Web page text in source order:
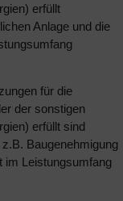
erfüllt
Anlage und die
für die
der sonstigen
erfüllt sind
Baugenehmigung
im Leistungsumfang